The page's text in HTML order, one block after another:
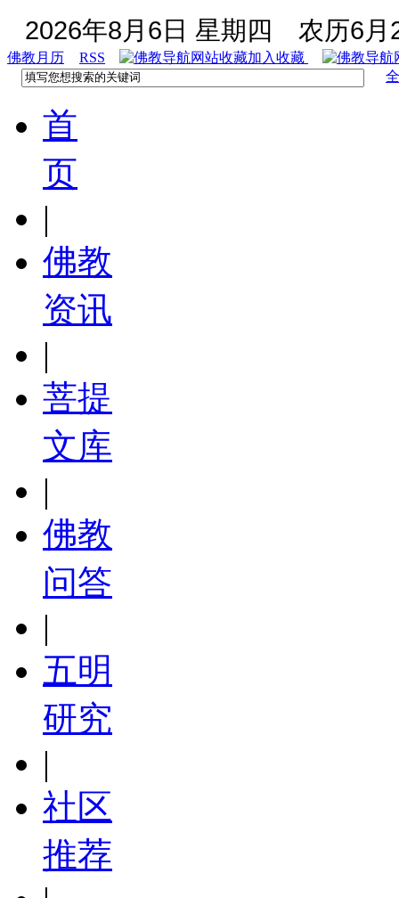
2026年8月6日 星期四 农历6月
佛教月历 RSS
加入收藏
首
页
|
佛教
资讯
|
菩提
文库
|
佛教
问答
|
五明
研究
|
社区
推荐